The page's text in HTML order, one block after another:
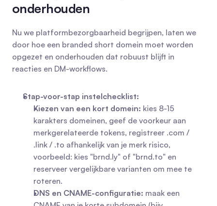
onderhouden
Nu we platformbezorgbaarheid begrijpen, laten we
door hoe een branded short domein moet worden
opgezet en onderhouden dat robuust blijft in
reacties en DM-workflows.
Stap-voor-stap instelchecklist:
Kiezen van een kort domein: kies 8-15
karakters domeinen, geef de voorkeur aan
merkgerelateerde tokens, registreer .com /
.link / .to afhankelijk van je merk risico,
voorbeeld: kies "brnd.ly" of "brnd.to" en
reserveer vergelijkbare varianten om mee te
roteren.
DNS en CNAME-configuratie: maak een